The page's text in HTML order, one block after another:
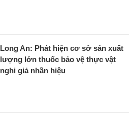
Long An: Phát hiện cơ sở sản xuất
lượng lớn thuốc bảo vệ thực vật
nghi giả nhãn hiệu